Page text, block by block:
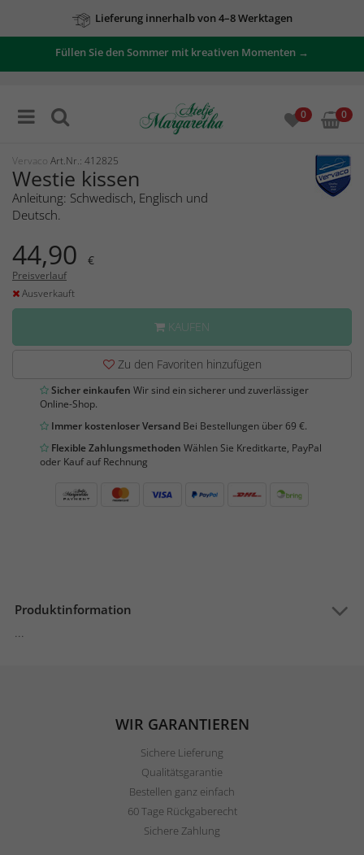
Lieferung innerhalb von 4–8 Werktagen
Füllen Sie den Sommer mit kreativen Momenten →
0 0
Vervaco Art.Nr.: 412825
Westie kissen
Anleitung: Schwedisch, Englisch und
Deutsch.
44,90 €
Preisverlauf
Ausverkauft
KAUFEN
Zu den Favoriten hinzufügen
Sicher einkaufen Wir sind ein sicherer und zuverlässiger
Online-Shop.
Immer kostenloser Versand Bei Bestellungen über 69 €.
Flexible Zahlungsmethoden Wählen Sie Kreditkarte, PayPal
oder Kauf auf Rechnung
Produktinformation
...
WIR GARANTIEREN
Sichere Lieferung
Qualitätsgarantie
Bestellen ganz einfach
60 Tage Rückgaberecht
Sichere Zahlung